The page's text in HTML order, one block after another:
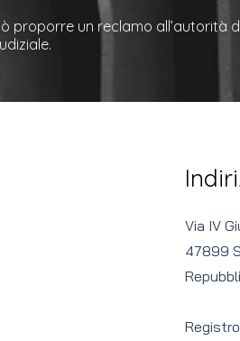
proporre un reclamo
Via IV
47899